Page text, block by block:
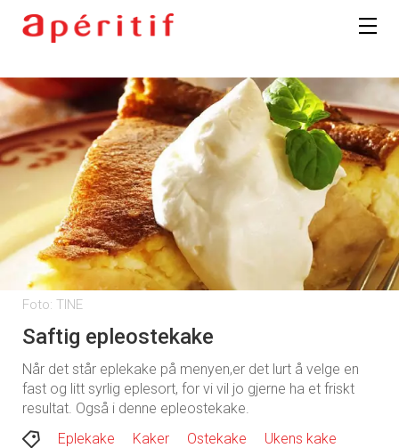
Foto: TINE
Saftig epleostekake
Når det står eplekake på menyen,er det lurt å velge en
fast og litt syrlig eplesort, for vi vil jo gjerne ha et friskt
resultat. Også i denne epleostekake.
Eplekake
Kaker Ostekake Ukens kake